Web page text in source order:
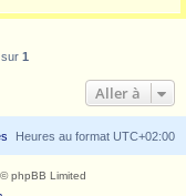
sur 1
Aller à
Heures au format UTC+02:00
phpBB Limited